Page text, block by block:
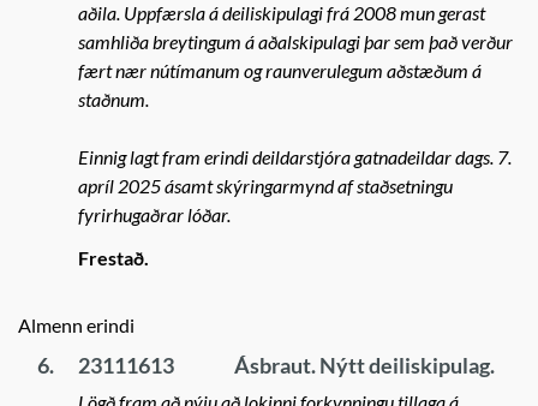
aðila. Uppfærsla á deiliskipulagi frá 2008 mun gerast
samhliða breytingum á aðalskipulagi þar sem það verður
fært nær nútímanum og raunverulegum aðstæðum á
staðnum.
Einnig lagt fram erindi deildarstjóra gatnadeildar dags. 7.
apríl 2025 ásamt skýringarmynd af staðsetningu
fyrirhugaðrar lóðar.
Frestað.
Almenn erindi
6. 23111613 Ásbraut. Nýtt deiliskipulag.